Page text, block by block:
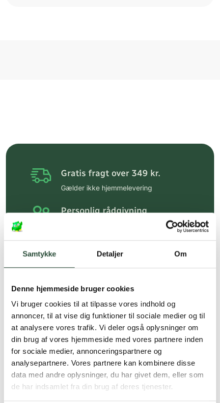
Samtykke Detaljer Om
Denne hjemmeside bruger cookies
Vi bruger cookies til at tilpasse vores indhold og
annoncer, til at vise dig funktioner til sociale medier og til
at analysere vores trafik. Vi deler også oplysninger om
din brug af vores hjemmeside med vores partnere inden
for sociale medier, annonceringspartnere og
analysepartnere. Vores partnere kan kombinere disse
data med andre oplysninger, du har givet dem, eller som
de har indsamlet fra din brug af deres tjenester.
Gratis fragt over 349 kr.
Gælder ikke hjemmelevering
Personlig rådgivning
Hurtig levering (30 min. i Kbh)
Faste lave priser*
*Gælder ikke ernæringsprodukter.
Stort udvalg af kendte
produkter
Vi tilbyder et stort udvalg af kendte
cremer, vitaminer og andre spændende
produkter – altid til fast lav pris.
Læs mere om Uglecare.dk her